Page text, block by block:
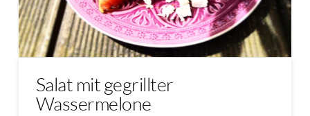
Salat mit gegrillter
Wassermelone